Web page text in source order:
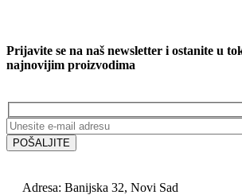
Prijavite se na naš newsletter i ostanite u
najnovijim proizvodima
Adresa: Banijska 32, Novi Sad